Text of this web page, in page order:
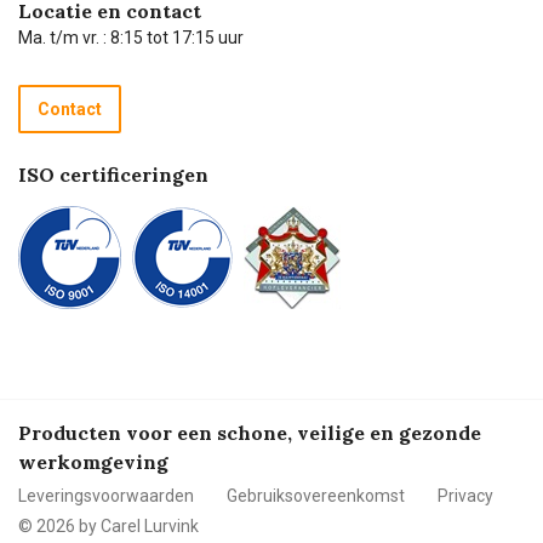
Technische dienst
Recycle programma
Betalen
Locatie en contact
Ma. t/m vr. : 8:15 tot 17:15 uur
Contact
ISO certificeringen
Producten voor een schone, veilige en gezonde
werkomgeving
Leveringsvoorwaarden Gebruiksovereenkomst
Privacy
© 2026 by Carel Lurvink